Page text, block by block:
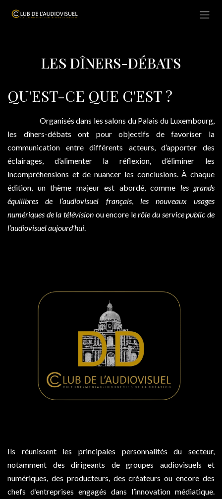
LES DÎNERS-DÉBATS
QU'EST-CE QUE C'EST ?
​​Organisés dans les salons du Palais du Luxembourg,
les dîners-débats ont pour objectifs de favoriser la
communication entre différents acteurs, d’apporter des
éclairages, d’alimenter la réflexion, d’éliminer les
incompréhensions et de nuancer les conclusions. À chaque
édition, un thème majeur est abordé, comme les grands
équilibres de l’audiovisuel français, les nouveaux usages
numériques de la télévisionou encore le rôle du service public de
l’audiovisuel aujourd’hui.
Ils réunissent les principales personnalités du secteur,
notamment des dirigeants de groupes audiovisuels et
numériques, des producteurs, des créateurs ou encore des
chefs d’entreprises engagés dans l’innovation médiatique.